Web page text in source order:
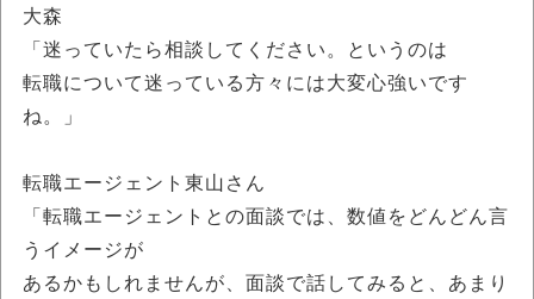
大森
「迷っていたら相談してください。というのは
転職について迷っている方々には大変心強いです
ね。」
転職エージェント東山さん
「転職エージェントとの面談では、数値をどんどん言
うイメージが
あるかもしれませんが、面談で話してみると、あまり